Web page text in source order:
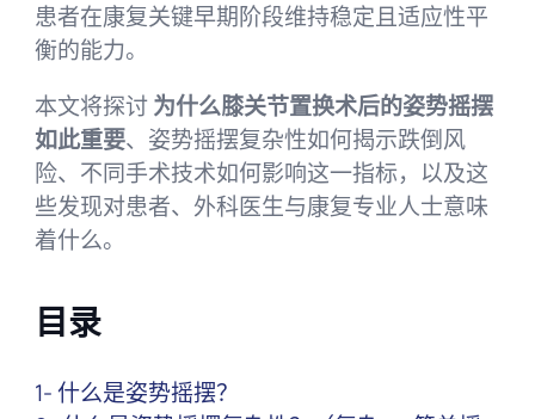
患者在康复关键早期阶段维持稳定且适应性平
衡的能力。
本文将探讨为什么膝关节置换术后的姿势摇摆
如此重要、姿势摇摆复杂性如何揭示跌倒风
险、不同手术技术如何影响这一指标，以及这
些发现对患者、外科医生与康复专业人士意味
着什么。
目录
1- 什么是姿势摇摆？